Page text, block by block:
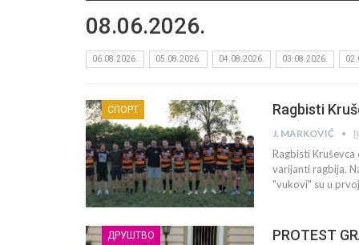
08.06.2026.
06.08.2026. 05.08.2026. 04.08.2026. 03.08.2026.
СПОРТ Ragbisti
J. MARKOVIĆ
Ragbisti
varijanti ragbija.
"vukovi" su u
ДРУШТВО PROTEST